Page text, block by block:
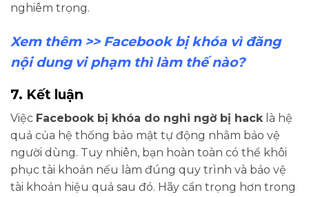
nghiêm trọng.
Xem thêm >> Facebook bị khóa vì đăng
nội dung vi phạm thì làm thế nào?
7. Kết luận
Việc Facebook bị khóa do nghi ngờ bị hacklà hệ
quả của hệ thống bảo mật tự động nhằm bảo vệ
người dùng. Tuy nhiên, bạn hoàn toàn có thể khôi
phục tài khoản nếu làm đúng quy trình và bảo vệ
tài khoản hiệu quả sau đó. Hãy cẩn trọng hơn trong